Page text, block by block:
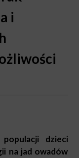
i
dzieci
na jad owadów